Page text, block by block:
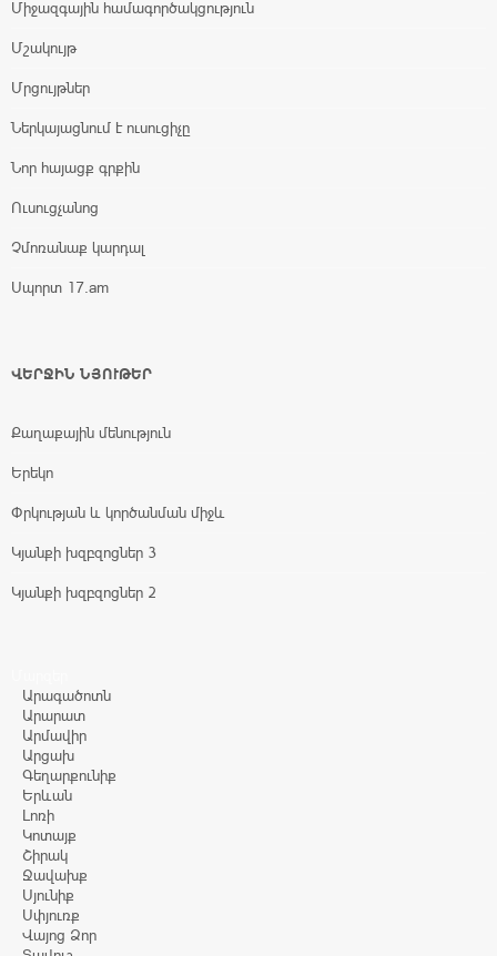
Միջազգային համագործակցություն
Մշակույթ
Մրցույթներ
Ներկայացնում է ուսուցիչը
Նոր հայացք գրքին
Ուսուցչանոց
Չմոռանաք կարդալ
Սպորտ 17.am
ՎԵՐՋԻՆ ՆՅՈՒԹԵՐ
Քաղաքային մենություն
Երեկո
Փրկության և կործանման միջև
Կյանքի խզբզոցներ 3
Կյանքի խզբզոցներ 2
Արագածոտն
Արարատ
Արմավիր
Արցախ
Գեղարքունիք
Երևան
Լոռի
Կոտայք
Շիրակ
Ջավախք
Սյունիք
Սփյուռք
Վայոց Ձոր